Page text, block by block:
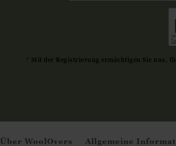
* Mit der Registrierung ermächtigen Sie uns,
Über WoolOvers Allgemeine